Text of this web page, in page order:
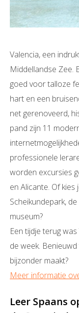
Valencia, een
Middellandse Zee.
goed voor talloze
hart en een
net gerenoveerd,
pand zijn 11
professionele
worden excursies
en Alicante. Of
Scheikundepark,
museum?
Een tijdje terug
de week.
bijzonder maakt?
Meer informatie
Leer Spaans